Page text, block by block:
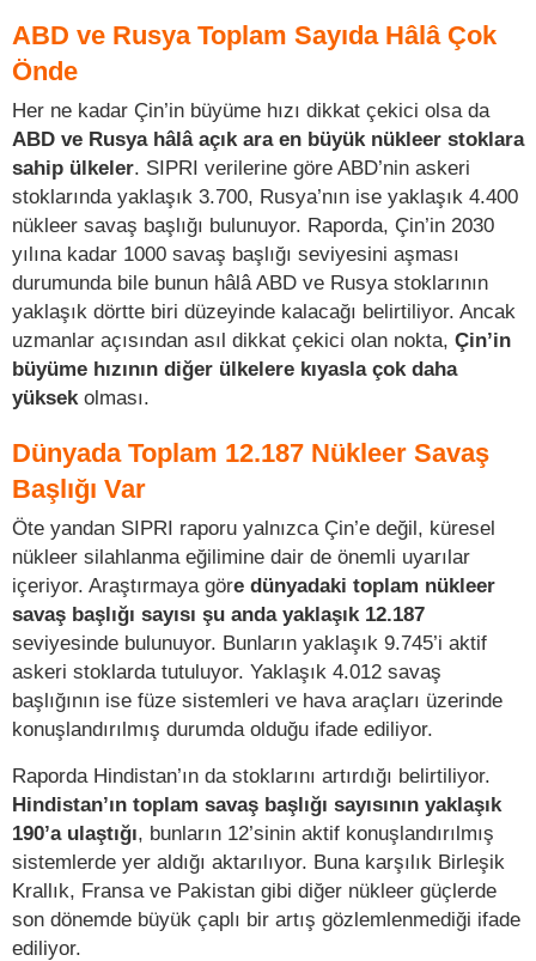
ABD ve Rusya Toplam Sayıda Hâlâ Çok
Önde
Her ne kadar Çin’in büyüme hızı dikkat çekici olsa da
ABD ve Rusya hâlâ açık ara en büyük nükleer stoklara
sahip ülkeler. SIPRI verilerine göre ABD’nin askeri
stoklarında yaklaşık 3.700, Rusya’nın ise yaklaşık 4.400
nükleer savaş başlığı bulunuyor. Raporda, Çin’in 2030
yılına kadar 1000 savaş başlığı seviyesini aşması
durumunda bile bunun hâlâ ABD ve Rusya stoklarının
yaklaşık dörtte biri düzeyinde kalacağı belirtiliyor. Ancak
uzmanlar açısından asıl dikkat çekici olan nokta, Çin’in
büyüme hızının diğer ülkelere kıyasla çok daha
yüksek olması.
Dünyada Toplam 12.187 Nükleer Savaş
Başlığı Var
Öte yandan SIPRI raporu yalnızca Çin’e değil, küresel
nükleer silahlanma eğilimine dair de önemli uyarılar
içeriyor. Araştırmaya göre dünyadaki toplam nükleer
savaş başlığı sayısı şu anda yaklaşık 12.187
seviyesinde bulunuyor. Bunların yaklaşık 9.745’i aktif
askeri stoklarda tutuluyor. Yaklaşık 4.012 savaş
başlığının ise füze sistemleri ve hava araçları üzerinde
konuşlandırılmış durumda olduğu ifade ediliyor.
Raporda Hindistan’ın da stoklarını artırdığı belirtiliyor.
Hindistan’ın toplam savaş başlığı sayısının yaklaşık
190’a ulaştığı, bunların 12’sinin aktif konuşlandırılmış
sistemlerde yer aldığı aktarılıyor. Buna karşılık Birleşik
Krallık, Fransa ve Pakistan gibi diğer nükleer güçlerde
son dönemde büyük çaplı bir artış gözlemlenmediği ifade
ediliyor.